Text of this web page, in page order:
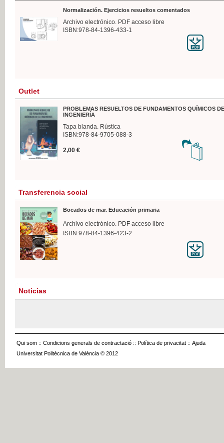
Normalización. Ejercicios resueltos comentados
Archivo electrónico. PDF acceso libre
ISBN:978-84-1396-433-1
Outlet
PROBLEMAS RESUELTOS DE FUNDAMENTOS QUÍMICOS
INGENIERÍA
Tapa blanda. Rústica
ISBN:978-84-9705-088-3
2,00 €
Transferencia social
Bocados de mar. Educación primaria
Archivo electrónico. PDF acceso libre
ISBN:978-84-1396-423-2
Noticias
Qui som :: Condicions generals de contractació :: Política de privacitat :: Ajuda
Universitat Politècnica de València © 2012